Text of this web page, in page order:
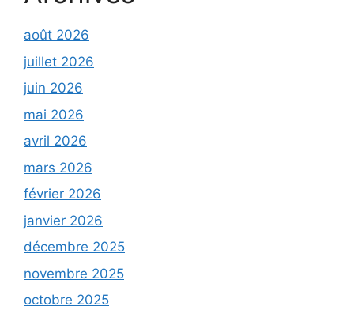
août 2026
juillet 2026
juin 2026
mai 2026
avril 2026
mars 2026
février 2026
janvier 2026
décembre 2025
novembre 2025
octobre 2025